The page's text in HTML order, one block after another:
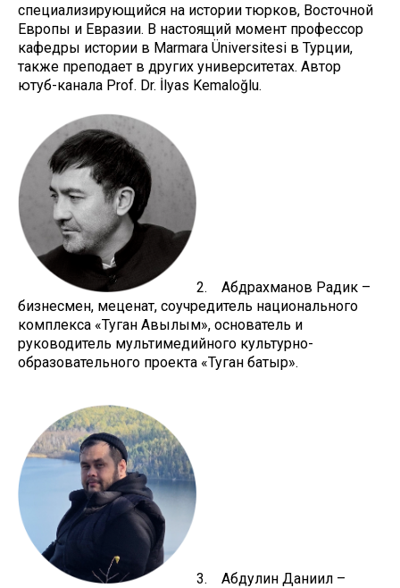
специализирующийся на истории тюрков, Восточной
Европы и Евразии. В настоящий момент профессор
кафедры истории в Marmara Üniversitesi в Турции,
также преподает в других университетах. Автор
ютуб-канала Prof. Dr. İlyas Kemaloğlu.
2. Абдрахманов Радик –
бизнесмен, меценат, соучредитель национального
комплекса «Туган Авылым», основатель и
руководитель мультимедийного культурно-
образовательного проекта «Туган батыр».
3. Абдулин Даниил –